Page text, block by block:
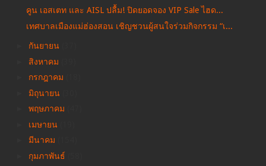
คูน เอสเตท และ AISL ปลื้ม! ปิดยอดจอง VIP Sale ไฮด...
เทศบาลเมืองแม่ฮ่องสอน เชิญชวนผู้สนใจร่วมกิจกรรม “เ...
กันยายน
สิงหาคม
กรกฎาคม
มิถุนายน
พฤษภาคม
เมษายน
มีนาคม
กุมภาพันธ์